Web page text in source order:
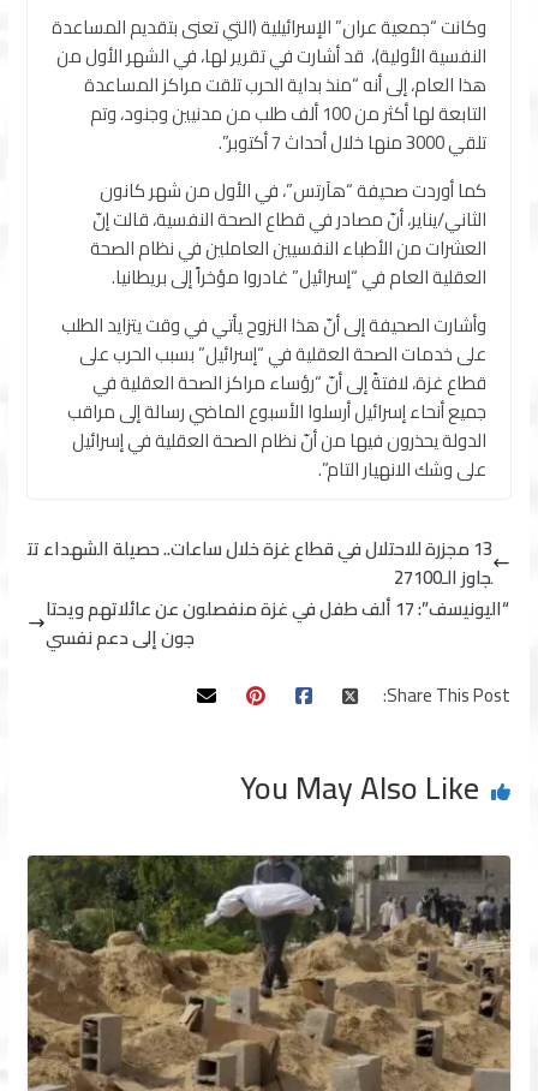
وكانت “جمعية عران” الإسرائيلية (التي تعنى بتقديم المساعدة
النفسية الأولية)، قد أشارت في تقرير لها، في الشهر الأول من
هذا العام، إلى أنه “منذ بداية الحرب تلقت مراكز المساعدة
التابعة لها أكثر من 100 ألف طلب من مدنيين وجنود، وتم
تلقي 3000 منها خلال أحداث 7 أكتوبر”.
كما أوردت صحيفة “هآرتس”، في الأول من شهر كانون
الثاني/يناير، أنّ مصادر في قطاع الصحة النفسية، قالت إنّ
العشرات من الأطباء النفسيين العاملين في نظام الصحة
العقلية العام في “إسرائيل” غادروا مؤخراً إلى بريطانيا.
وأشارت الصحيفة إلى أنّ هذا النزوح يأتي في وقت يتزايد الطلب
على خدمات الصحة العقلية في “إسرائيل” بسبب الحرب على
قطاع غزة، لافتةً إلى أنّ “رؤساء مراكز الصحة العقلية في
جميع أنحاء إسرائيل أرسلوا الأسبوع الماضي رسالة إلى مراقب
الدولة يحذرون فيها من أنّ نظام الصحة العقلية في إسرائيل
على وشك الانهيار التام”.
13 مجزرة للاحتلال في قطاع غزة خلال ساعات.. حصيلة الشهداء تت
جاوز الـ27100
“اليونيسف”: 17 ألف طفل في غزة منفصلون عن عائلاتهم ويحتا
جون إلى دعم نفسي
Share This Post:
You May Also Like